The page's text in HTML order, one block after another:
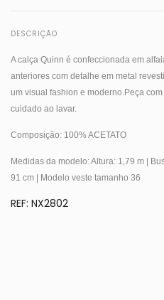
DESCRIÇÃO
A calça Quinn é confeccionada em
anteriores com detalhe em metal
um visual fashion e moderno.Peça
cuidado ao lavar.
Composição: 100% ACETATO
Medidas da modelo: Altura: 1,79 m |
91 cm | Modelo veste tamanho 36
REF: NX2802